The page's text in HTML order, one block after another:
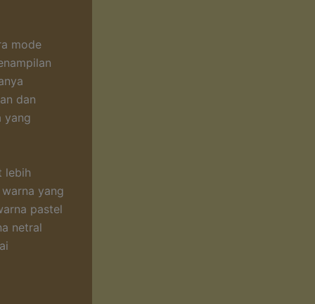
mode
dan
yang
lebih
yang
pastel
netral